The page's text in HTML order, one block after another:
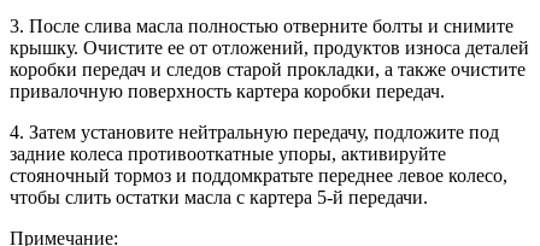
3. После слива масла полностью отверните болты и снимите
крышку. Очистите ее от отложений, продуктов износа деталей
коробки передач и следов старой прокладки, а также очистите
привалочную поверхность картера коробки передач.
4. Затем установите нейтральную передачу, подложите под
задние колеса противооткатные упоры, активируйте
стояночный тормоз и поддомкратьте переднее левое колесо,
чтобы слить остатки масла с картера 5-й передачи.
Примечание: